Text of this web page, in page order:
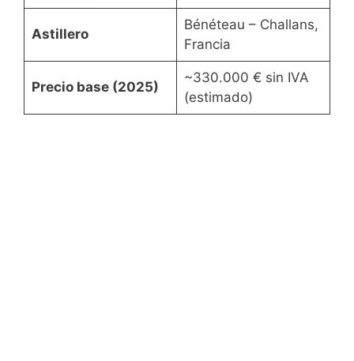
Astillero
Bénéteau – Challans,
Francia
Precio base (2025)
~330.000 € sin IVA
(estimado)